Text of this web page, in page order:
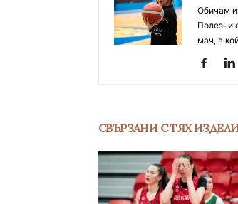
Обичам
Полезни
мач, в
СВЪРЗАНИ С ТЯХ